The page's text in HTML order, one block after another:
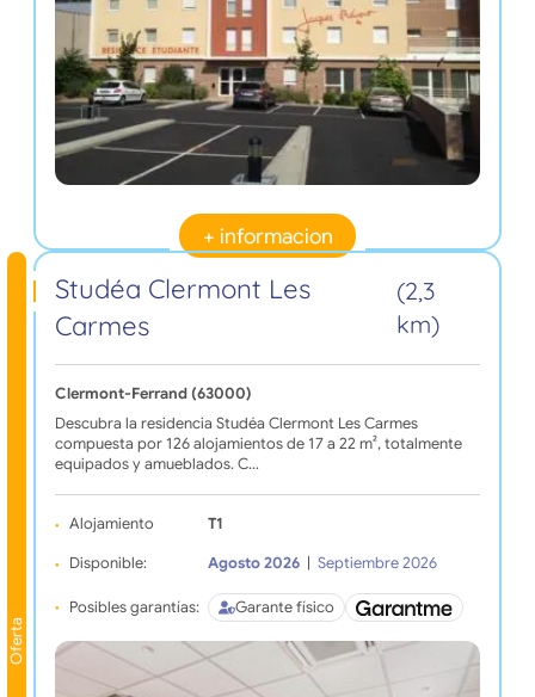
+ informacion
Oferta
Studéa Clermont Les
Carmes
(2,3
km)
Clermont-Ferrand (63000)
Descubra la residencia Studéa Clermont Les Carmes
compuesta por 126 alojamientos de 17 a 22 m², totalmente
equipados y amueblados. C…
Alojamiento T1
Disponible: Agosto 2026 Septiembre 2026
Posibles garantías: Garante físico